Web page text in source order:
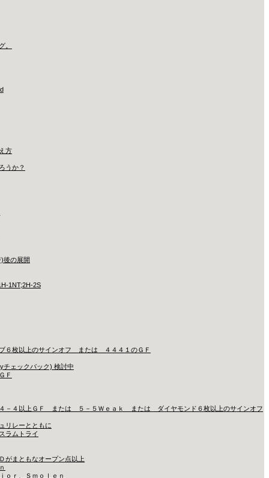
。
方
うか？
後の展開
1NT;2H-2S
６枚以上のサインオフ または ４４４１のＧＦ
チェックバック) 検討中
Ｆ
４以上ＧＦ または ５－５Ｗｅａｋ または ダイヤモンド６枚以上のサインオフ
リレーとともに
ラムトライ
まともなオープン点以上
ｒ、Ｓｍｏｌｅｎ